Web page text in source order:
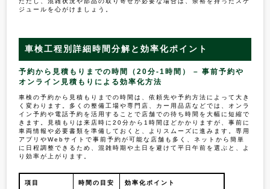
ジュールを心がけましょう。
車検工程別詳細時間分解と効率化ポイント
予約から見積もりまでの時間（20分-1時間） – 事前予約や
オンライン見積もりによる効率化方法
車検の予約から見積もりまでの時間は、依頼先や予約方法によって大き
く変わります。多くの整備工場や専門店、カー用品店などでは、オンラ
イン予約や電話予約を活用することで店舗での待ち時間を大幅に短縮で
きます。見積もりは来店時に20分から1時間ほどかかりますが、事前に
車両情報や必要書類を準備しておくと、よりスムーズに進みます。専用
アプリやWebサイトで事前予約が可能な店舗も多く、ネットから簡単
に日程調整できるため、混雑時期や土日を避けて平日午前を選ぶと、よ
り効率が上がります。
項目 時間の目安 効率化ポイント